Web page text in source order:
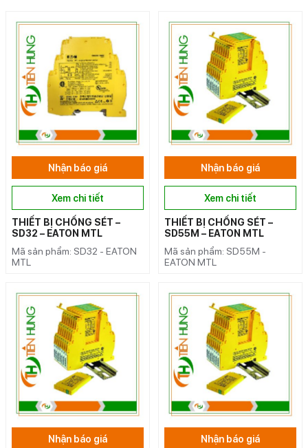
Nhận báo giá
Xem chi tiết
THIẾT BỊ CHỐNG SÉT –
SD32 – EATON MTL
Mã sản phẩm: SD32 - EATON
MTL
Nhận báo giá
Xem chi tiết
THIẾT BỊ CHỐNG SÉT –
SD55M – EATON MTL
Mã sản phẩm: SD55M -
EATON MTL
Nhận báo giá Nhận báo giá